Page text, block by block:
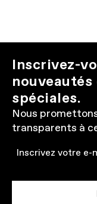
Inscrivez-
spéciales.
Nous
transparents à
Email